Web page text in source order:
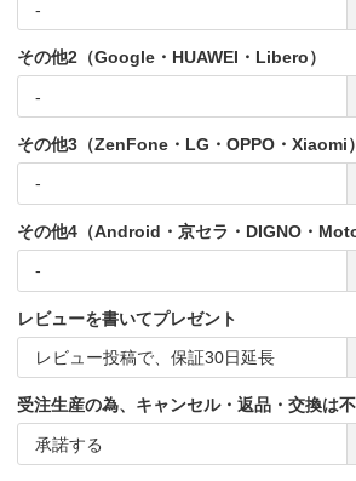
その他2（Google・HUAWEI・Libero）
その他3（ZenFone・LG・OPPO・Xiaomi）
その他4（Android・京セラ・DIGNO・Moto
レビューを書いてプレゼント
受注生産の為、キャンセル・返品・交換は